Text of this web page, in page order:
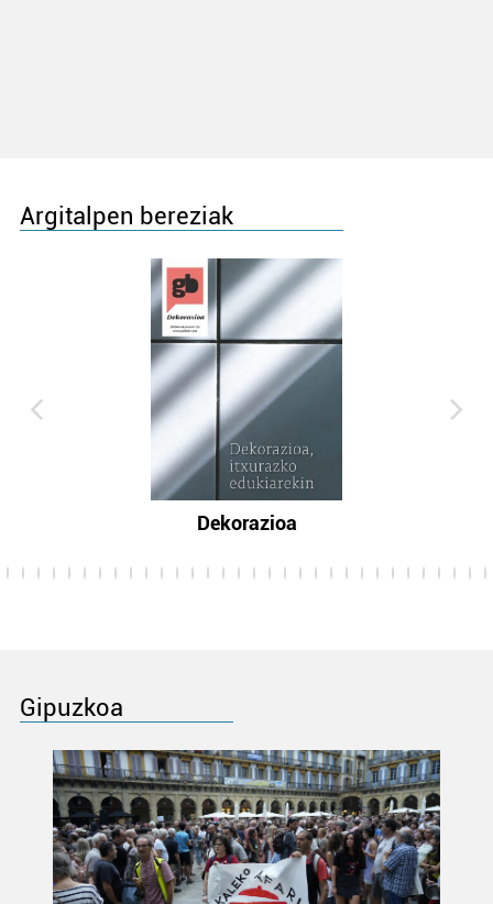
Argitalpen bereziak
Dekorazioa
Gipuzkoa